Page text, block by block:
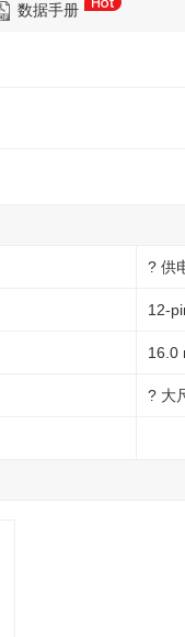
数据手册
? 供
12-
16.0
? 大